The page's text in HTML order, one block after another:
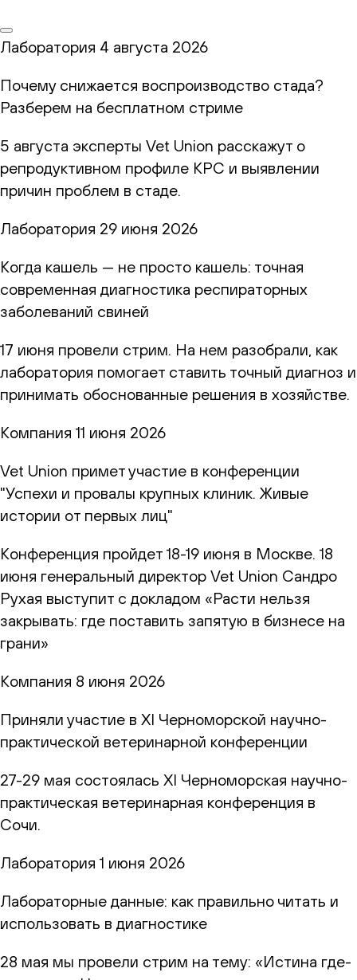
Лаборатория 4 августа 2026
Почему снижается воспроизводство стада?
Разберем на бесплатном стриме
5 августа эксперты Vet Union расскажут о
репродуктивном профиле КРС и выявлении
причин проблем в стаде.
Лаборатория 29 июня 2026
Когда кашель — не просто кашель: точная
современная диагностика респираторных
заболеваний свиней
17 июня провели стрим. На нем разобрали, как
лаборатория помогает ставить точный диагноз и
принимать обоснованные решения в хозяйстве.
Компания 11 июня 2026
Vet Union примет участие в конференции
"Успехи и провалы крупных клиник. Живые
истории от первых лиц"
Конференция пройдет 18-19 июня в Москве. 18
июня генеральный директор Vet Union Сандро
Рухая выступит с докладом «Расти нельзя
закрывать: где поставить запятую в бизнесе на
грани»
Компания 8 июня 2026
Приняли участие в XI Черноморской научно-
практической ветеринарной конференции
27-29 мая состоялась XI Черноморская научно-
практическая ветеринарная конференция в
Сочи.
Лаборатория 1 июня 2026
Лабораторные данные: как правильно читать и
использовать в диагностике
28 мая мы провели стрим на тему: «Истина где-